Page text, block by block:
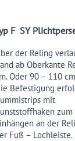
F SY
der Reling
ab Oberkante
Oder 90 – 110
Befestigung
mit
zum
an der
Fuß – Lochleiste.